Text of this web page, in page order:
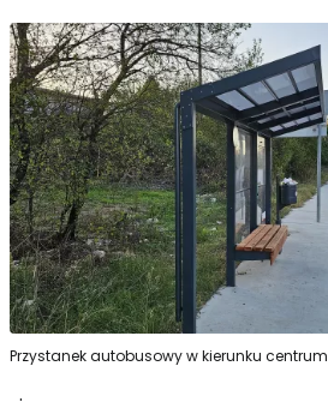
Przystanek autobusowy w kierunku centrum
.